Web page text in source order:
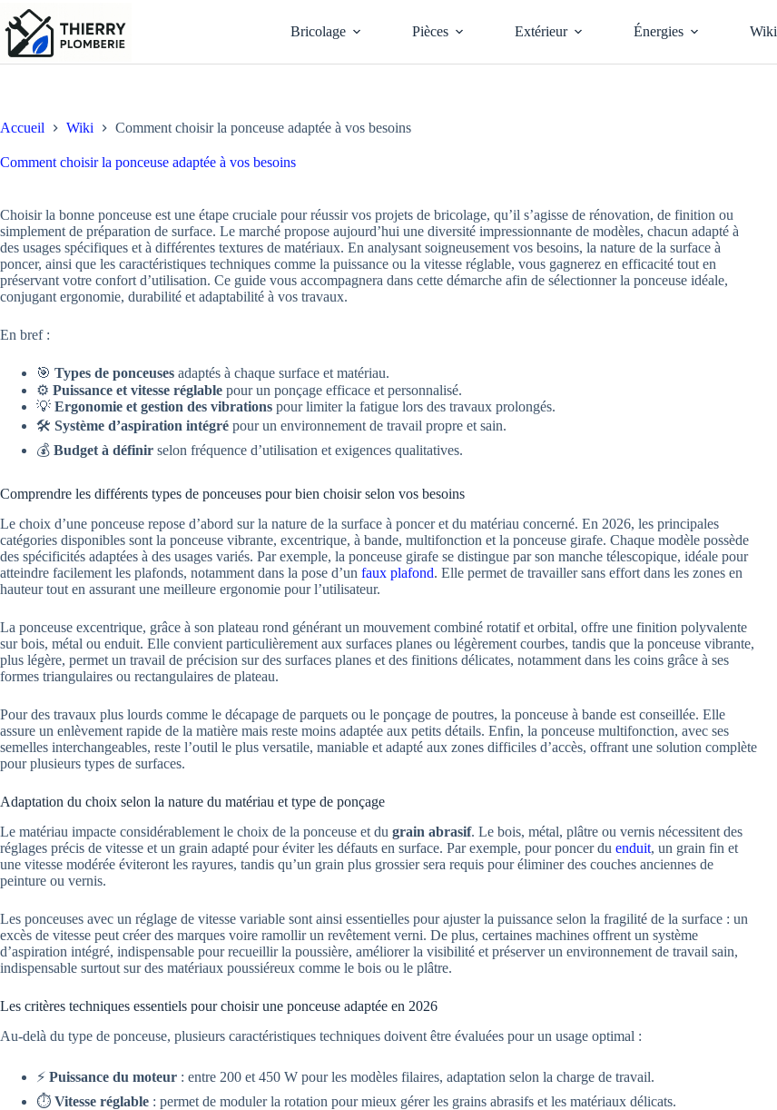
Passer
au
contenu
Bricolage Pièces Extérieur Énergies Wiki
Accueil Wiki Comment choisir la ponceuse adaptée à vos besoins
Comment choisir la ponceuse adaptée à vos besoins
Choisir la bonne ponceuse est une étape cruciale pour réussir vos projets de bricolage, qu’il s’agisse de rénovation, de finition ou
simplement de préparation de surface. Le marché propose aujourd’hui une diversité impressionnante de modèles, chacun adapté à
des usages spécifiques et à différentes textures de matériaux. En analysant soigneusement vos besoins, la nature de la surface à
poncer, ainsi que les caractéristiques techniques comme la puissance ou la vitesse réglable, vous gagnerez en efficacité tout en
préservant votre confort d’utilisation. Ce guide vous accompagnera dans cette démarche afin de sélectionner la ponceuse idéale,
conjugant ergonomie, durabilité et adaptabilité à vos travaux.
En bref :
🎯 Types de ponceuses adaptés à chaque surface et matériau.
⚙️ Puissance et vitesse réglable pour un ponçage efficace et personnalisé.
💡 Ergonomie et gestion des vibrations pour limiter la fatigue lors des travaux prolongés.
🛠️ Système d’aspiration intégré pour un environnement de travail propre et sain.
💰 Budget à définir selon fréquence d’utilisation et exigences qualitatives.
Comprendre les différents types de ponceuses pour bien choisir selon vos besoins
Le choix d’une ponceuse repose d’abord sur la nature de la surface à poncer et du matériau concerné. En 2026, les principales
catégories disponibles sont la ponceuse vibrante, excentrique, à bande, multifonction et la ponceuse girafe. Chaque modèle possède
des spécificités adaptées à des usages variés. Par exemple, la ponceuse girafe se distingue par son manche télescopique, idéale pour
atteindre facilement les plafonds, notamment dans la pose d’un faux plafond. Elle permet de travailler sans effort dans les zones en
hauteur tout en assurant une meilleure ergonomie pour l’utilisateur.
La ponceuse excentrique, grâce à son plateau rond générant un mouvement combiné rotatif et orbital, offre une finition polyvalente
sur bois, métal ou enduit. Elle convient particulièrement aux surfaces planes ou légèrement courbes, tandis que la ponceuse vibrante,
plus légère, permet un travail de précision sur des surfaces planes et des finitions délicates, notamment dans les coins grâce à ses
formes triangulaires ou rectangulaires de plateau.
Pour des travaux plus lourds comme le décapage de parquets ou le ponçage de poutres, la ponceuse à bande est conseillée. Elle
assure un enlèvement rapide de la matière mais reste moins adaptée aux petits détails. Enfin, la ponceuse multifonction, avec ses
semelles interchangeables, reste l’outil le plus versatile, maniable et adapté aux zones difficiles d’accès, offrant une solution complète
pour plusieurs types de surfaces.
Adaptation du choix selon la nature du matériau et type de ponçage
Le matériau impacte considérablement le choix de la ponceuse et du grain abrasif. Le bois, métal, plâtre ou vernis nécessitent des
réglages précis de vitesse et un grain adapté pour éviter les défauts en surface. Par exemple, pour poncer du enduit, un grain fin et
une vitesse modérée éviteront les rayures, tandis qu’un grain plus grossier sera requis pour éliminer des couches anciennes de
peinture ou vernis.
Les ponceuses avec un réglage de vitesse variable sont ainsi essentielles pour ajuster la puissance selon la fragilité de la surface : un
excès de vitesse peut créer des marques voire ramollir un revêtement verni. De plus, certaines machines offrent un système
d’aspiration intégré, indispensable pour recueillir la poussière, améliorer la visibilité et préserver un environnement de travail sain,
indispensable surtout sur des matériaux poussiéreux comme le bois ou le plâtre.
Les critères techniques essentiels pour choisir une ponceuse adaptée en 2026
Au-delà du type de ponceuse, plusieurs caractéristiques techniques doivent être évaluées pour un usage optimal :
⚡ Puissance du moteur : entre 200 et 450 W pour les modèles filaires, adaptation selon la charge de travail.
⏱️ Vitesse réglable : permet de moduler la rotation pour mieux gérer les grains abrasifs et les matériaux délicats.